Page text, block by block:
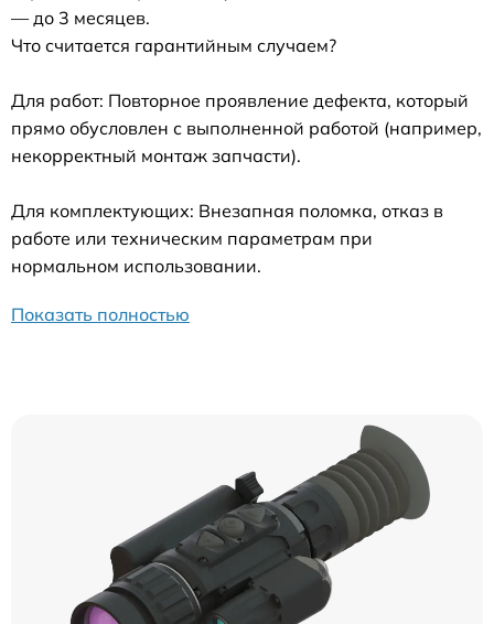
— до 3 месяцев.
Что считается гарантийным случаем?
Для работ: Повторное проявление дефекта, который
прямо обусловлен с выполненной работой (например,
некорректный монтаж запчасти).
Для комплектующих: Внезапная поломка, отказ в
работе или техническим параметрам при
нормальном использовании.
Показать полностью